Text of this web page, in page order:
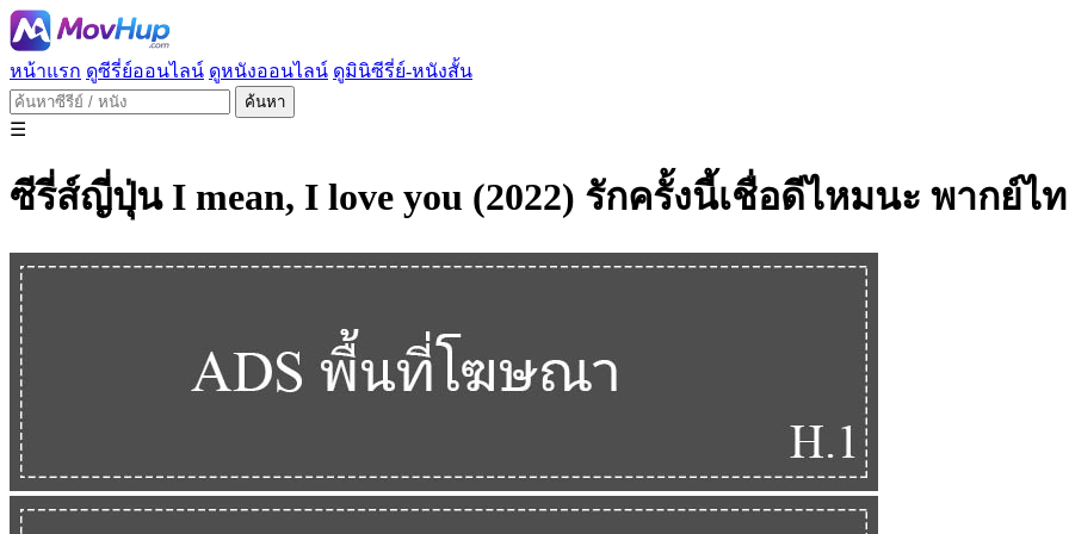
หน้าแรก ดูซีรี่ย์ออนไลน์ ดูหนังออนไลน์ ดูมินิซีรี่ย์-หนังสั้น
ค้นหา
☰
ซีรี่ส์ญี่ปุ่น I mean, I love you (2022) รักครั้งนี้เชื่อดีไหมนะ พากย์ไ